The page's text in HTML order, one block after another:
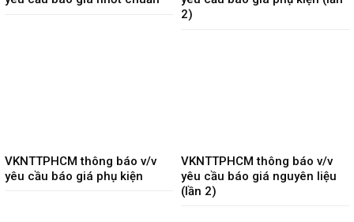
2)
VKNTTPHCM thông báo v/v
yêu cầu báo giá phụ kiện
VKNTTPHCM thông báo v/v
yêu cầu báo giá nguyên liệu
(lần 2)